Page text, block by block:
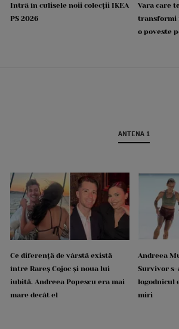
Intră în culisele noii colecții IKEA
PS 2026
Vara care
transformi
o poveste
ANTENA 1
Ce diferență de vârstă există
între Rareș Cojoc și noua lui
iubită. Andreea Popescu era mai
mare decât el
Andreea
Survivor
logodnicul
miri